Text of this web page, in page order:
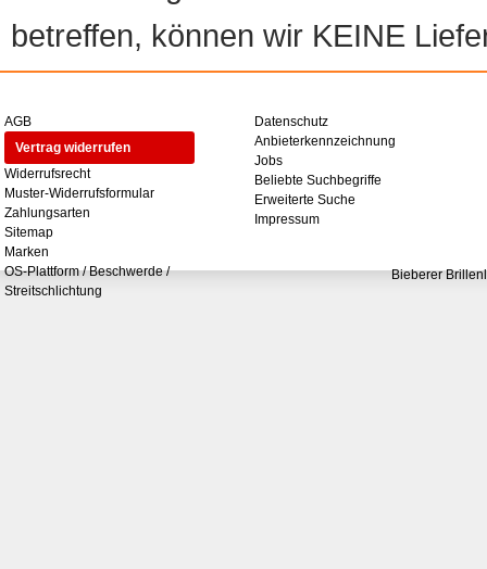
betreffen, können wir KEINE
AGB
Vertrag widerrufen
Widerrufsrecht
Muster-Widerrufsformular
Zahlungsarten
Sitemap
Marken
OS-Plattform / Beschwerde /
Streitschlichtung
Datenschutz
Anbieterkennzeichnung
Jobs
Beliebte Suchbegriffe
Erweiterte Suche
Impressum
Bieberer